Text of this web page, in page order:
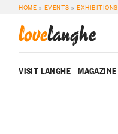
HOME » EVENTS »EXHIBITIONS
lovelanghe
VISIT LANGHE MAGAZINE